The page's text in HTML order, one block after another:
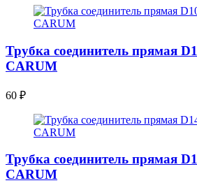
Трубка соединитель прямая
CARUM
60 ₽
Трубка соединитель прямая
CARUM